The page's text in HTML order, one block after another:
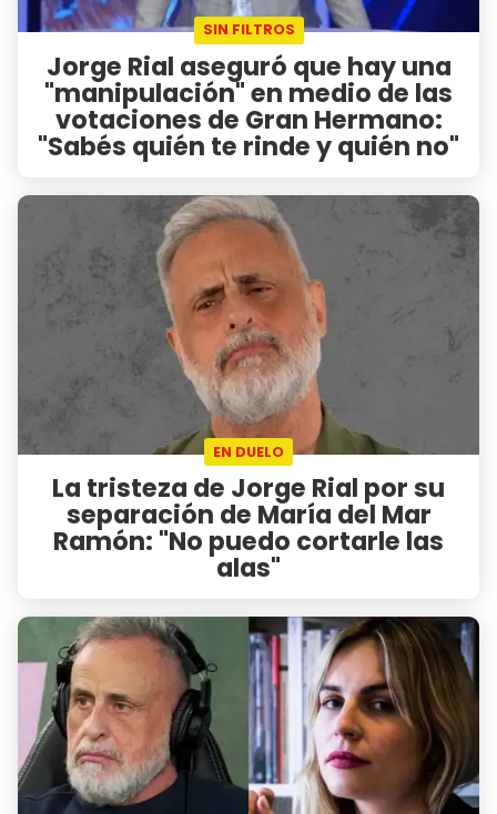
SIN FILTROS
Jorge Rial aseguró que hay una
"manipulación" en medio de las
votaciones de Gran Hermano:
"Sabés quién te rinde y quién no"
EN DUELO
La tristeza de Jorge Rial por su
separación de María del Mar
Ramón: "No puedo cortarle las
alas"